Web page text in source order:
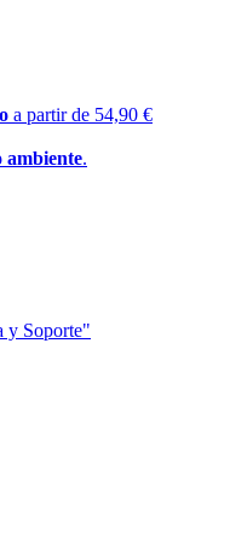
a partir de 54,90 €
ambiente.
y Soporte"